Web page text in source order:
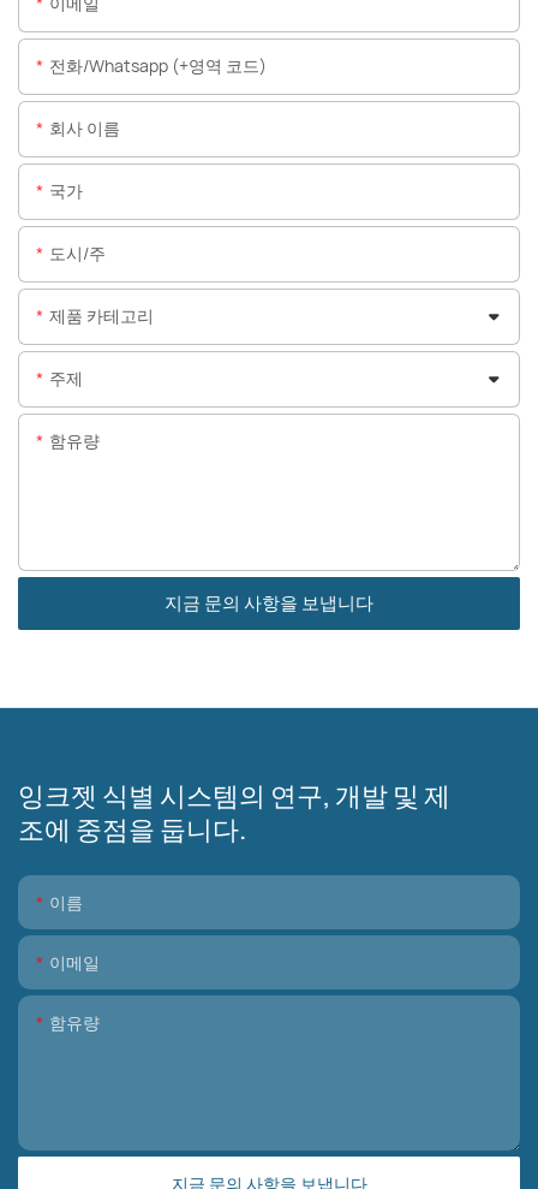
전화/whatsapp (+영역 코드)
회사 이름
국가
도시/주
제품 카테고리
주제
함유량
지금 문의 사항을 보냅니다
잉크젯 식별 시스템의 연구, 개발 및 제
조에 중점을 둡니다.
이름
이메일
함유량
지금 문의 사항을 보냅니다